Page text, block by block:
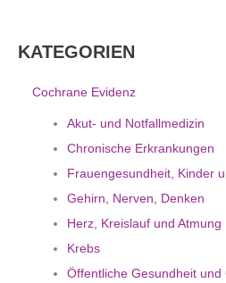
KATEGORIEN
Cochrane Evidenz
Akut- und Notfallmedizin
Chronische Erkrankungen
Frauengesundheit, Kinder
Gehirn, Nerven, Denken
Herz, Kreislauf und Atmung
Krebs
Öffentliche Gesundheit